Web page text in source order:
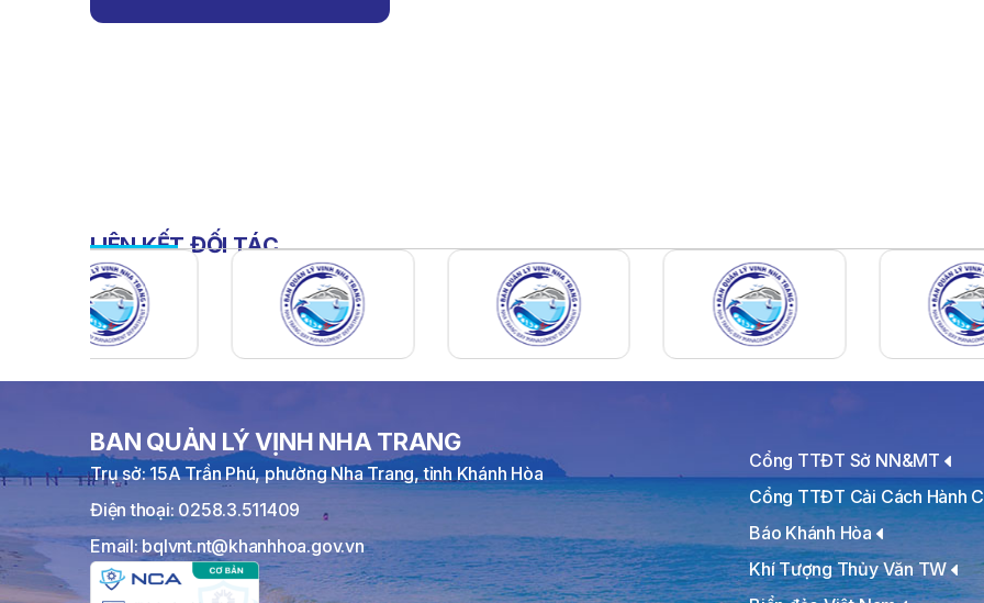
LIÊN KẾT ĐỐI TÁC
BAN QUẢN LÝ VỊNH NHA TRANG
Trụ sở: 15A Trần Phú, phường Nha Trang, tỉnh Khánh Hòa
Điện thoại: 0258.3.511409
Email: bqlvnt.nt@khanhhoa.gov.vn
Cổng TTĐT Sở NN&MT
Cổng TTĐT Cải Cách Hành
Báo Khánh Hòa
Khí Tượng Thủy Văn TW